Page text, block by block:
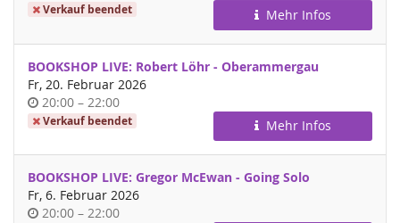
Verkauf beendet Mehr Infos
BOOKSHOP LIVE: Robert Löhr - Oberammergau
Fr, 20. Februar 2026
Uhrzeit
20:00 –bis
22:00
Verkauf beendet Mehr Infos
BOOKSHOP LIVE: Gregor McEwan - Going Solo
Fr, 6. Februar 2026
Uhrzeit
20:00 –bis
22:00